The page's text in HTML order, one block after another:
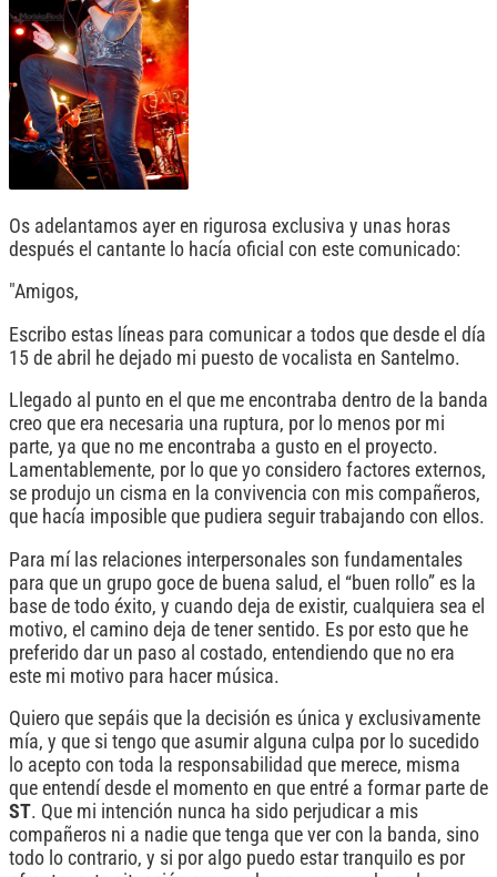
Os adelantamos ayer en rigurosa exclusiva y unas horas
después el cantante lo hacía oficial con este comunicado:
"Amigos,
Escribo estas líneas para comunicar a todos que desde el día
15 de abril he dejado mi puesto de vocalista en Santelmo.
Llegado al punto en el que me encontraba dentro de la banda
creo que era necesaria una ruptura, por lo menos por mi
parte, ya que no me encontraba a gusto en el proyecto.
Lamentablemente, por lo que yo considero factores externos,
se produjo un cisma en la convivencia con mis compañeros,
que hacía imposible que pudiera seguir trabajando con ellos.
Para mí las relaciones interpersonales son fundamentales
para que un grupo goce de buena salud, el “buen rollo” es la
base de todo éxito, y cuando deja de existir, cualquiera sea el
motivo, el camino deja de tener sentido. Es por esto que he
preferido dar un paso al costado, entendiendo que no era
este mi motivo para hacer música.
Quiero que sepáis que la decisión es única y exclusivamente
mía, y que si tengo que asumir alguna culpa por lo sucedido
lo acepto con toda la responsabilidad que merece, misma
que entendí desde el momento en que entré a formar parte de
ST. Que mi intención nunca ha sido perjudicar a mis
compañeros ni a nadie que tenga que ver con la banda, sino
todo lo contrario, y si por algo puedo estar tranquilo es por